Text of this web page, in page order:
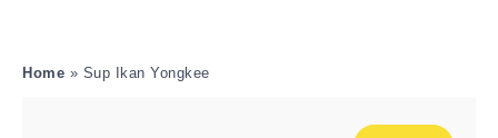
Home » Sup Ikan Yongkee